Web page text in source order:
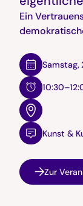
Ein
Samstag,
Kunst &
Zur